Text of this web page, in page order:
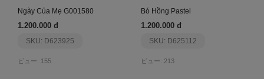
Ngày Của Mẹ G001580
1.200.000 đ
SKU: D623925
ビュー: 155
Bó Hồng Pastel
1.200.000 đ
SKU: D625112
ビュー: 213